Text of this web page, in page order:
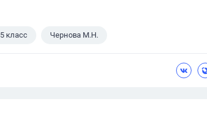
5 класс Чернова М.Н.